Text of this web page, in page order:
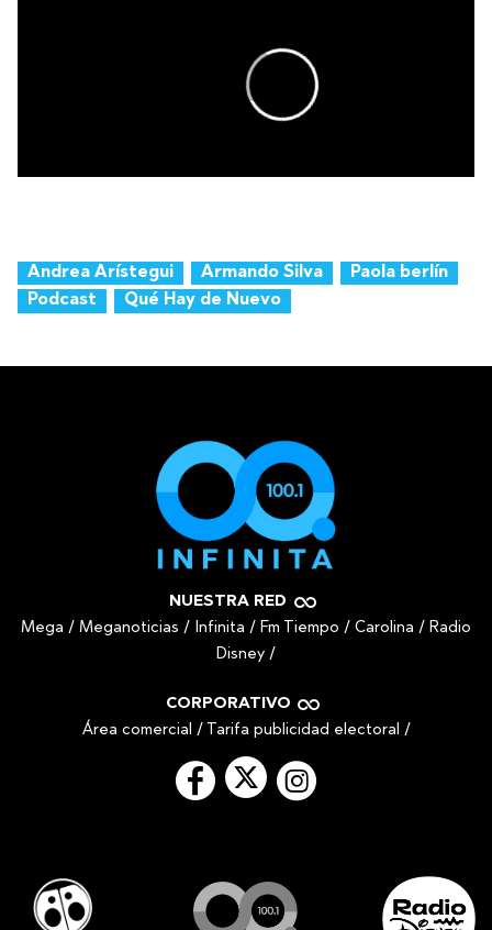
Andrea Arístegui Armando Silva
Paola berlín
Podcast
Qué Hay de Nuevo
NUESTRA RED
Mega / Meganoticias / Infinita / Fm Tiempo / Carolina / Radio
Disney /
CORPORATIVO
Área comercial / Tarifa publicidad electoral /